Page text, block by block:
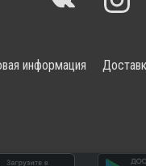
информация